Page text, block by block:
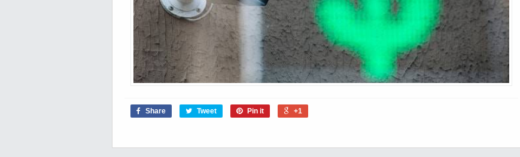
Share Tweet Pin it +1